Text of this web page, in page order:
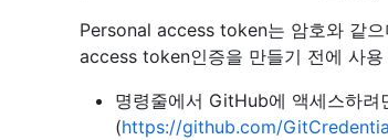
Personal access token는 암호와 같
access token인증을 만들기 전에 사
명령줄에서 GitHub에 액세스하
(https://github.com/